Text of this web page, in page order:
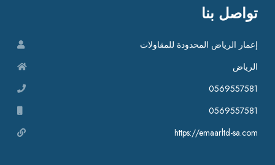
تواصل بنا
إعمار الرياض المحدودة للمقاولات
الرياض
0569557581
0569557581
https://emaarltd-sa.com